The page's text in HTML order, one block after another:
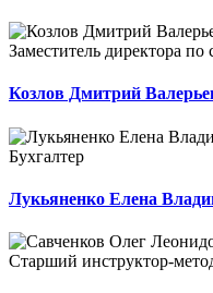
Заместитель директора
Козлов Дмитрий
Бухгалтер
Лукьяненко Елена
Старший инструктор-